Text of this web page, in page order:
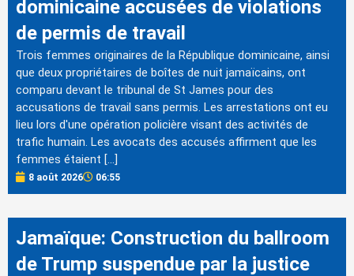
dominicaine accusées de violations
de permis de travail
Trois femmes originaires de la République dominicaine, ainsi
que deux propriétaires de boîtes de nuit jamaïcains, ont
comparu devant le tribunal de St James pour des
accusations de travail sans permis. Les arrestations ont eu
lieu lors d'une opération policière visant des activités de
trafic humain. Les avocats des accusés affirment que les
femmes étaient […]
8 août 2026 06:55
Jamaïque: Construction du ballroom
de Trump suspendue par la justice